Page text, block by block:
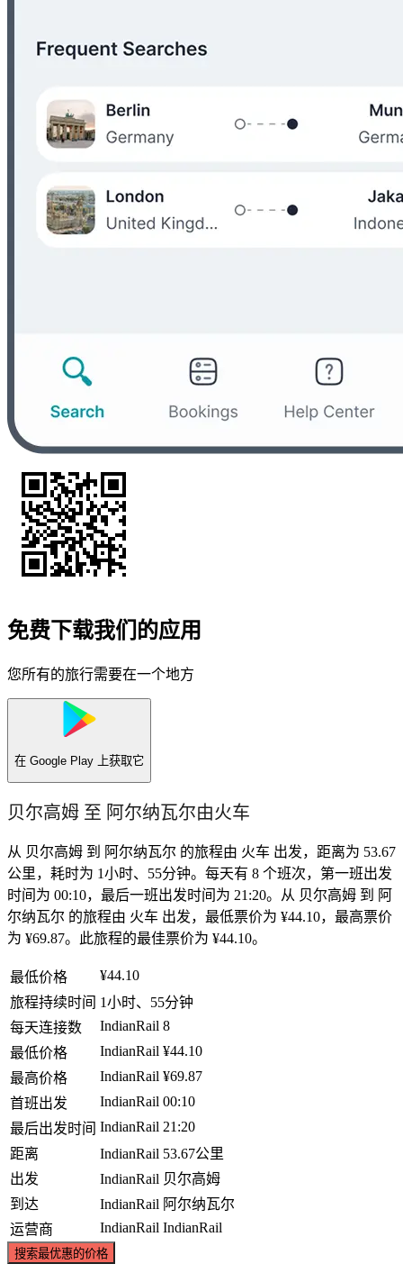
免费下载我们的应用
您所有的旅行需要在一个地方
在 Google Play 上获取它
贝尔高姆 至 阿尔纳瓦尔由火车
从 贝尔高姆 到 阿尔纳瓦尔 的旅程由 火车 出发，距离为 53.67
公里，耗时为 1小时、55分钟。每天有 8 个班次，第一班出发
时间为 00:10，最后一班出发时间为 21:20。从 贝尔高姆 到 阿
尔纳瓦尔 的旅程由 火车 出发，最低票价为 ¥44.10，最高票价
为 ¥69.87。此旅程的最佳票价为 ¥44.10。
最低价格
¥44.10
旅程持续时间 1小时、55分钟
每天连接数
IndianRail 8
最低价格
IndianRail ¥44.10
最高价格
IndianRail ¥69.87
首班出发
IndianRail 00:10
最后出发时间 IndianRail 21:20
距离
IndianRail 53.67公里
出发
IndianRail 贝尔高姆
到达
IndianRail 阿尔纳瓦尔
运营商
IndianRail IndianRail
搜索最优惠的价格